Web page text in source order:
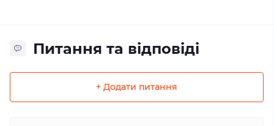
Питання та відповіді
+ Додати питання